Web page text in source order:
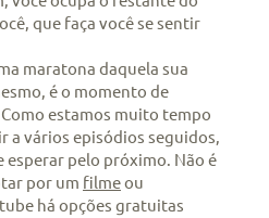
que faça você se sentir
maratona daquela sua
é o momento de
estamos muito tempo
a vários episódios seguidos,
esperar pelo próximo. Não é
por um filmeou
há opções gratuitas